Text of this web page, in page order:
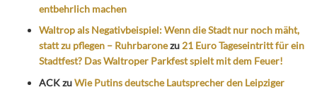
entbehrlich machen
Waltrop als Negativbeispiel: Wenn die Stadt nur noch mäht,
statt zu pflegen – Ruhrbaronezu 21 Euro Tageseintritt für ein
Stadtfest? Das Waltroper Parkfest spielt mit dem Feuer!
ACKzuWie Putins deutsche Lautsprecher den Leipziger